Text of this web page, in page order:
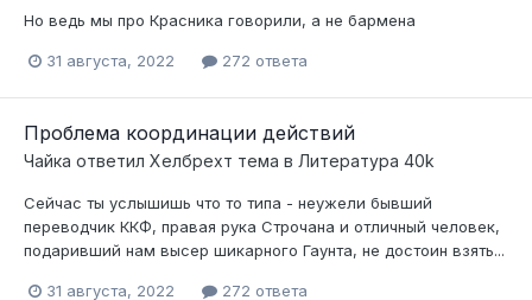
Но ведь мы про Красника говорили, а не бармена
31 августа, 2022 272 ответа
Проблема координации действий
Чайка ответил Хелбрехт тема в Литература 40k
Сейчас ты услышишь что то типа - неужели бывший
переводчик ККФ, правая рука Строчана и отличный человек,
подаривший нам высер шикарного Гаунта, не достоин взять...
31 августа, 2022 272 ответа